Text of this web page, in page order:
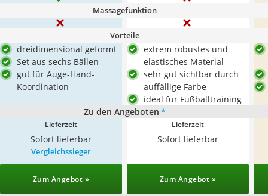
Massagefunktion
Vorteile
dreidimensional geformt
Set aus sechs Bällen
gut für Auge-Hand-
Koordination
extrem robustes und
elastisches Material
sehr gut sichtbar durch
auffällige Farbe
ideal für Fußballtraining
Zu den Angeboten *
Lieferzeit
Sofort lieferbar
Lieferzeit
Sofort lieferbar
Vergleichssieger
Zum Angebot » Zum Angebot »